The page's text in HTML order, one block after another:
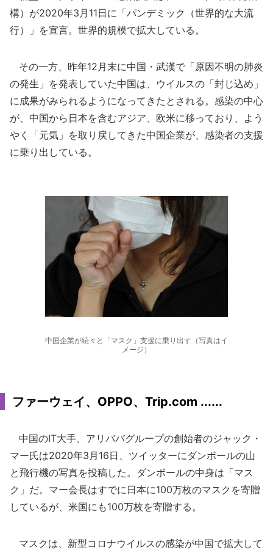
構）が2020年3月11日に「パンデミック（世界的な大流
行）」を宣言。世界的規模で拡大している。
その一方、昨年12月末に中国・武漢で「原因不明の肺炎
の発生」を発表していた中国は、ウイルスの「封じ込め」
に成果がみられるようになってきたとされる。感染の中心
が、中国から日本を含むアジア、欧米に移っており、よう
やく「元気」を取り戻してきた中国企業が、感染者の支援
に乗り出している。
中国企業が続々と「マスク」支援に乗り出す（写真はイ
メージ）
ファーウェイ、OPPO、Trip.com ......
中国のIT大手、アリババグループの創始者のジャック・
マー氏は2020年3月16日、ツイッターにダンボールの山
と飛行機の写真を投稿した。ダンボールの中身は「マス
ク」だ。マー会長はすでに日本に100万枚のマスクを寄贈
しているが、米国にも100万枚を寄贈する。
マスクは、新型コロナウイルスの感染が中国で拡大して